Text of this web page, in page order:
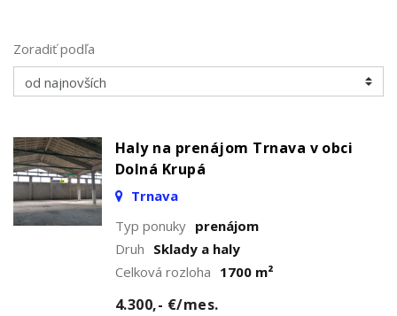
Zoradiť podľa
Haly na prenájom Trnava v obci
Dolná Krupá
Trnava
Typ ponuky prenájom
Druh Sklady a haly
Celková rozloha 1700 m²
4.300,- €/mes.